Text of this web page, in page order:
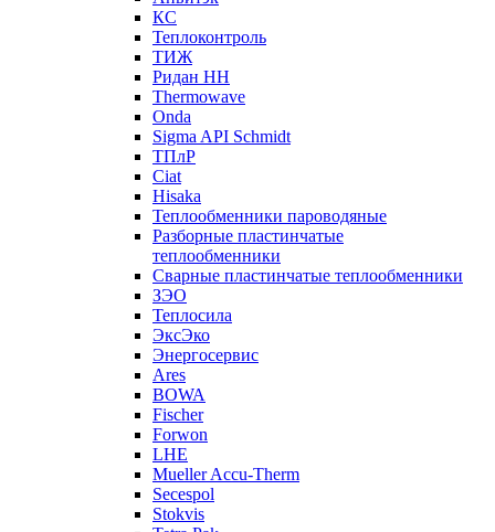
КС
Теплоконтроль
ТИЖ
Ридан НН
Thermowave
Onda
Sigma API Schmidt
ТПлР
Ciat
Hisaka
Теплообменники пароводяные
Разборные пластинчатые
теплообменники
Сварные пластинчатые теплообменники
ЗЭО
Теплосила
ЭксЭко
Энергосервис
Ares
BOWA
Fischer
Forwon
LHE
Mueller Accu-Therm
Secespol
Stokvis